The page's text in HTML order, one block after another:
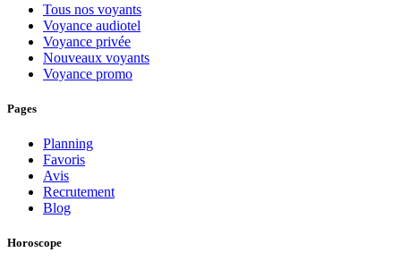
Tous nos voyants
Voyance audiotel
Voyance privée
Nouveaux voyants
Voyance promo
Pages
Planning
Favoris
Avis
Recrutement
Blog
Horoscope